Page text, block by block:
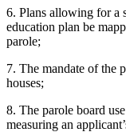
6. Plans allowing for a
education plan be
parole;
7. The mandate of the
houses;
8. The parole board
measuring an